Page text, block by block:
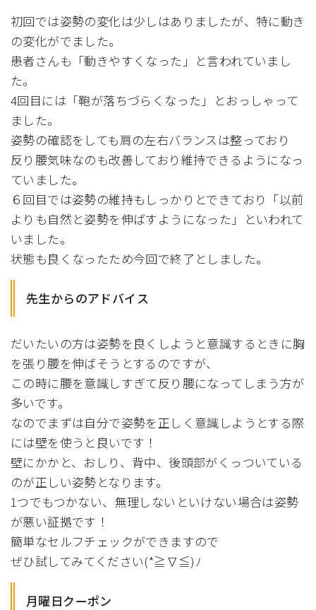
初回では姿勢の変化は少しはありましたが、 特に動き
の変化がでました。
患者さんも「動きやすくなった」と言われていまし
た。
4回目には「鞄が落ちづらくなった」とおっしゃって
ました。
姿勢の確認をしても肩の左右バランスは整っており
反り腰気味なのも改善しており維持できるようになっ
ていました。
６回目では姿勢の維持もしっかりとできており「以前
よりも自然と姿勢を伸ばすようになった」
といわれて
いました。
状態も良くなったため今回で終了としました。
先生からのアドバイス
だいたいの方は姿勢を良くしようと意識するときに胸
を張り腰を伸ばそうとするのですが、
この時に腰を意識しすぎて反り腰になってしまう方が
多いです。
なのでまずは自分で姿勢を正しく意識しようとする際
には壁を使う と良いです！
壁にかかと、おしり、背中、後頭部がくっついている
のが正しい姿勢となります。
1つでもつかない、 無理しないといけない場合は姿勢
が悪い証拠です！
簡単なセルフチェックができますので
ぜひ試してみてください(*≧∇≦)ﾉ
月曜日クーポン